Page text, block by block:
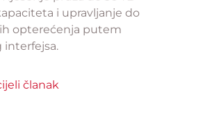
i upravljanje do
opterećenja putem
članak